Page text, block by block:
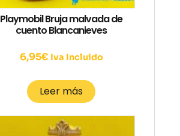
Playmobil Bruja malvada de
cuento Blancanieves
6,95€ Iva Incluido
Leer más